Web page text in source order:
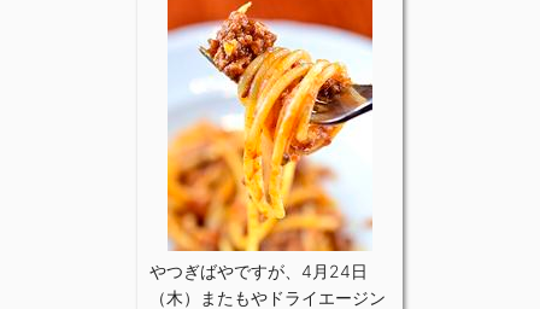
やつぎばやですが、4月24日
（木）またもやドライエージン